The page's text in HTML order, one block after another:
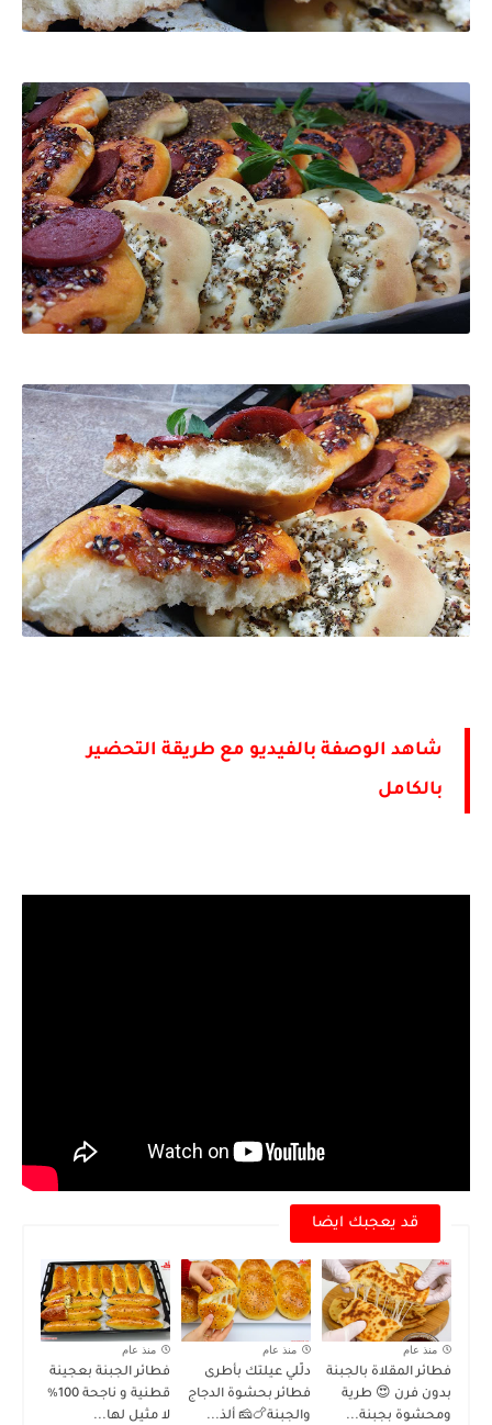
شاهد الوصفة بالفيديو مع طريقة التحضير
بالكامل
قد يعجبك ايضا
منذ عام
فطائر المقلاة بالجبنة
بدون فرن 😍 طرية
ومحشوة بجبنة...
منذ عام
دلّلي عيلتك بأطرى
فطائر بحشوة الدجاج
والجبنة🍗🧀 ألذ...
منذ عام
فطائر الجبنة بعجينة
قطنية و ناجحة 100%
لا مثيل لها...